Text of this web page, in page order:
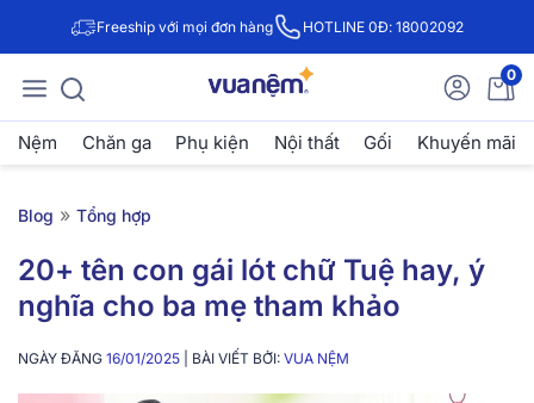
Freeship với mọi đơn hàng HOTLINE 0Đ: 18002092
0
Nệm Chăn ga Phụ kiện Nội thất Gối Khuyến mãi
Blog » Tổng hợp
20+ tên con gái lót chữ Tuệ hay, ý
nghĩa cho ba mẹ tham khảo
NGÀY ĐĂNG 16/01/2025 | BÀI VIẾT BỞI: VUA NỆM